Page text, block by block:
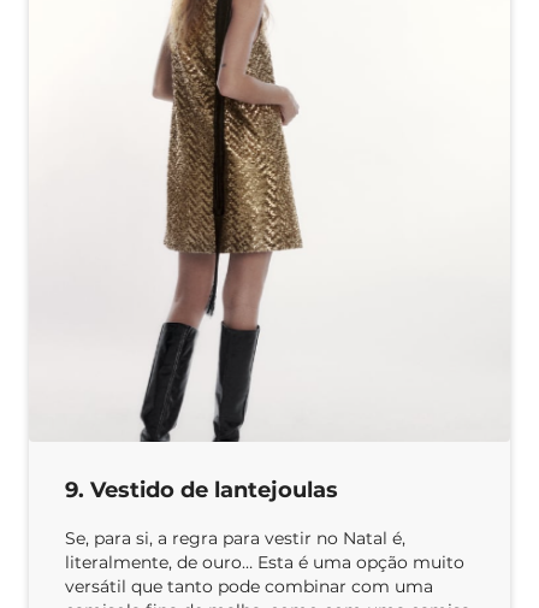
9. Vestido de lantejoulas
Se, para si, a regra para vestir no Natal é,
literalmente, de ouro… Esta é uma opção muito
versátil que tanto pode combinar com uma